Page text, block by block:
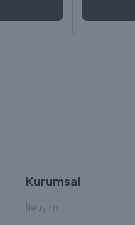
Kurumsal
İletişim